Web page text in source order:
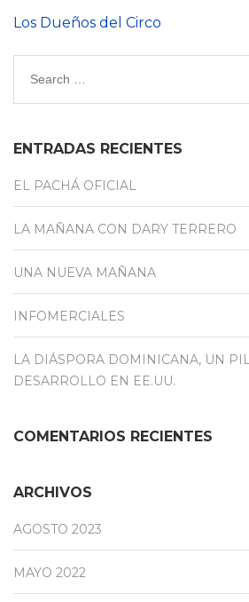
Los Dueños del Circo
ENTRADAS RECIENTES
EL PACHÁ OFICIAL
LA MAÑANA CON DARY TERRERO
UNA NUEVA MAÑANA
INFOMERCIALES
LA DIÁSPORA DOMINICANA, UN
DESARROLLO EN EE.UU.
COMENTARIOS RECIENTES
ARCHIVOS
AGOSTO 2023
MAYO 2022